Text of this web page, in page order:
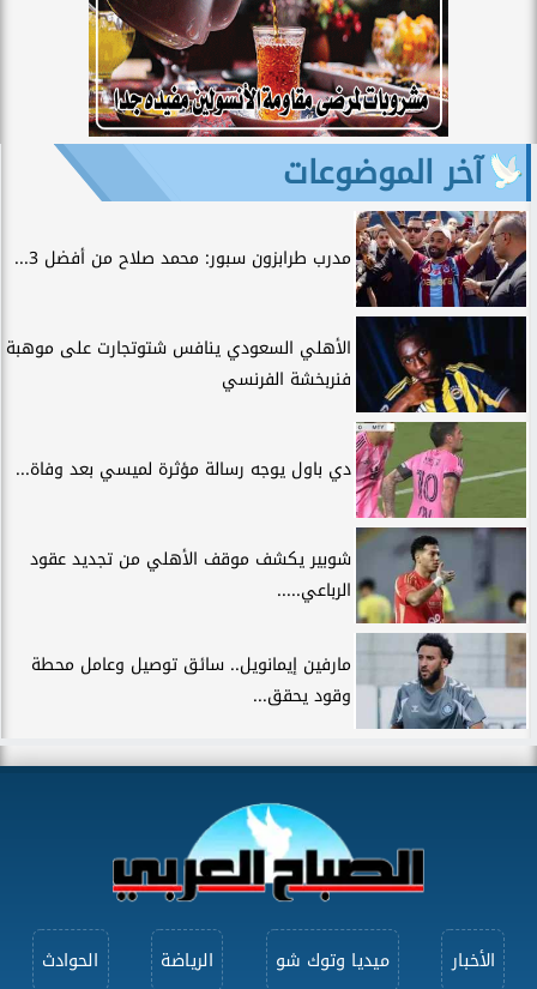
آخر الموضوعات
مدرب طرابزون سبور: محمد صلاح من أفضل 3...
الأهلي السعودي ينافس شتوتجارت على موهبة
فنربخشة الفرنسي
دي باول يوجه رسالة مؤثرة لميسي بعد وفاة...
شوبير يكشف موقف الأهلي من تجديد عقود
الرباعي.....
مارفين إيمانويل.. سائق توصيل وعامل محطة
وقود يحقق...
الأخبار ميديا وتوك شو الرياضة الحوادث